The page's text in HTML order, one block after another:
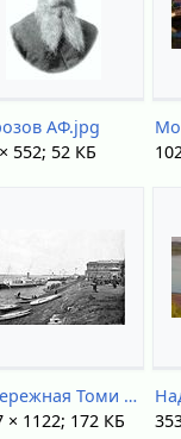
АФ.jpg
552; 52 КБ
Набережная Томи до революции.jpg
× 1122; 172 КБ